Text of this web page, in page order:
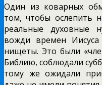
Один из коварных
том, что­бы ослепить
реальные духовные
вожди времен
нищеты. Это были
Библию, соблюдали
тому же ожидали